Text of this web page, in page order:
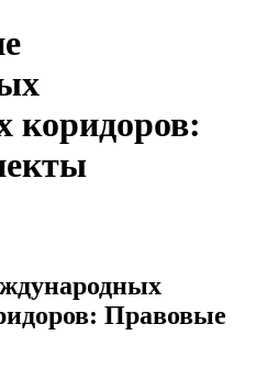
коридоров:
Правовые